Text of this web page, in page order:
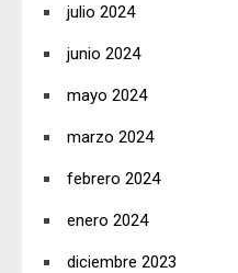
julio 2024
junio 2024
mayo 2024
marzo 2024
febrero 2024
enero 2024
diciembre 2023